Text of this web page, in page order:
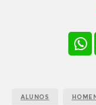
ALUNOS